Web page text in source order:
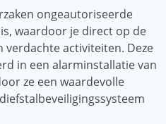
ongeautoriseerde
waardoor je direct op de
activiteiten. Deze
in een alarminstallatie van
ze een waardevolle